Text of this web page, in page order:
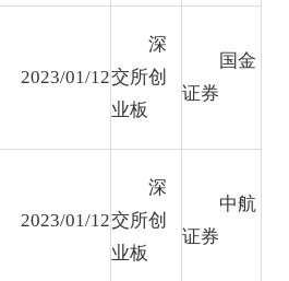
2023/01/12
深
交所创
业板
国金
证券
2023/01/12
深
交所创
业板
中航
证券